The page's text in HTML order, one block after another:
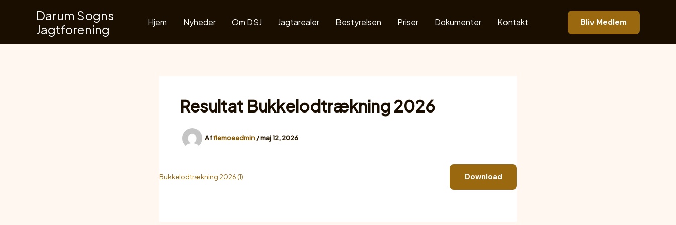
Darum Sogns
Jagtforening
Hjem Nyheder Om DSJ Jagtarealer Bestyrelsen Priser Dokumenter Kontakt Bliv Medlem
Resultat Bukkelodtrækning 2026
Afflemoeadmin/maj 12, 2026
Bukkelodtrækning 2026 (1) Download